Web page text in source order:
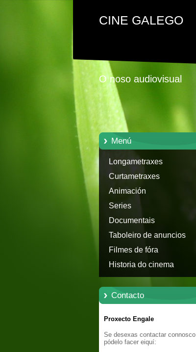
CINE GALEGO
O noso audiovisual
Menú
Longametraxes
Curtametraxes
Animación
Series
Documentais
Taboleiro de anuncios
Filmes de fóra
Historia do cinema
Contacto
Proxecto Engale
Se desexas contactar connosco
pódelo facer eiquí: